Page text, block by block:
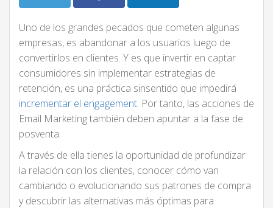
Uno de los grandes pecados que cometen algunas
empresas, es abandonar a los usuarios luego de
convertirlos en clientes. Y es que invertir en captar
consumidores sin implementar estrategias de
retención, es una práctica sinsentido que impedirá
incrementar el engagement. Por tanto, las acciones de
Email Marketing también deben apuntar a la fase de
posventa.
A través de ella tienes la oportunidad de profundizar
la relación con los clientes, conocer cómo van
cambiando o evolucionando sus patrones de compra
y descubrir las alternativas más óptimas para